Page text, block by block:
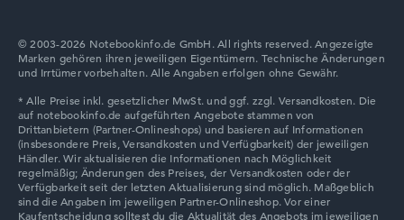
© 2003-2026 Notebookinfo.de GmbH. All rights reserved. Angezeigte
Marken gehören ihren jeweiligen Eigentümern. Technische Änderungen
und Irrtümer vorbehalten. Alle Angaben erfolgen ohne Gewähr.